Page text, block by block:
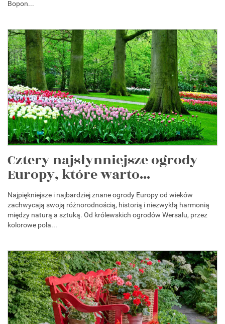
Bopon...
Cztery najsłynniejsze ogrody
Europy, które warto...
Najpiękniejsze i najbardziej znane ogrody Europy od wieków
zachwycają swoją różnorodnością, historią i niezwykłą harmonią
między naturą a sztuką. Od królewskich ogrodów Wersalu, przez
kolorowe pola...